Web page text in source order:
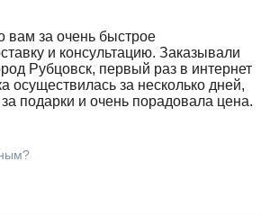
вам за очень быстрое
и консультацию. Заказывали
Рубцовск, первый раз в интернет
осуществилась за несколько дней,
подарки и очень порадовала цена.